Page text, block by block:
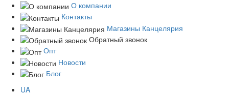
О компании
Контакты
Магазины Канцелярия
Обратный звонок
Опт
Новости
Блог
UA